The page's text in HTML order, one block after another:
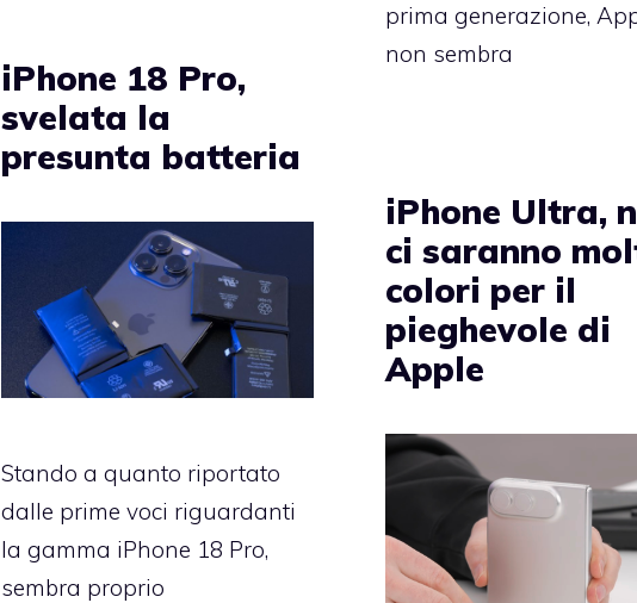
prima generazione,
non sembra
iPhone 18 Pro,
svelata la
presunta batteria
Stando a quanto riportato
dalle prime voci riguardanti
la gamma iPhone 18 Pro,
sembra proprio
iPhone Ultra,
ci saranno
colori per il
pieghevole di
Apple